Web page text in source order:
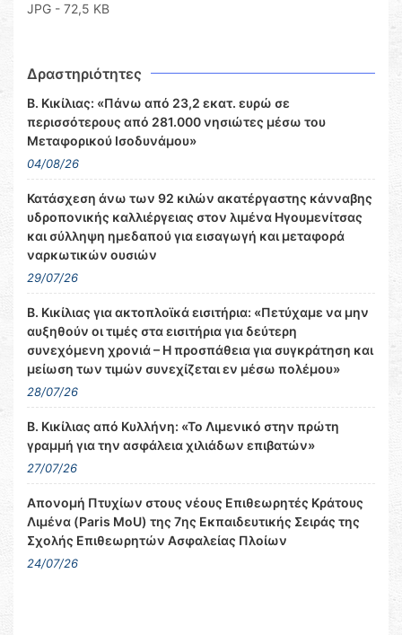
JPG - 72,5 KB
Δραστηριότητες
Β. Κικίλιας: «Πάνω από 23,2 εκατ. ευρώ σε
περισσότερους από 281.000 νησιώτες μέσω του
Μεταφορικού Ισοδυνάμου»
04/08/26
Κατάσχεση άνω των 92 κιλών ακατέργαστης κάνναβης
υδροπονικής καλλιέργειας στον λιμένα Ηγουμενίτσας
και σύλληψη ημεδαπού για εισαγωγή και μεταφορά
ναρκωτικών ουσιών
29/07/26
Β. Κικίλιας για ακτοπλοϊκά εισιτήρια: «Πετύχαμε να μην
αυξηθούν οι τιμές στα εισιτήρια για δεύτερη
συνεχόμενη χρονιά – Η προσπάθεια για συγκράτηση και
μείωση των τιμών συνεχίζεται εν μέσω πολέμου»
28/07/26
Β. Κικίλιας από Κυλλήνη: «Το Λιμενικό στην πρώτη
γραμμή για την ασφάλεια χιλιάδων επιβατών»
27/07/26
Απονομή Πτυχίων στους νέους Επιθεωρητές Κράτους
Λιμένα (Paris MoU) της 7ης Εκπαιδευτικής Σειράς της
Σχολής Επιθεωρητών Ασφαλείας Πλοίων
24/07/26